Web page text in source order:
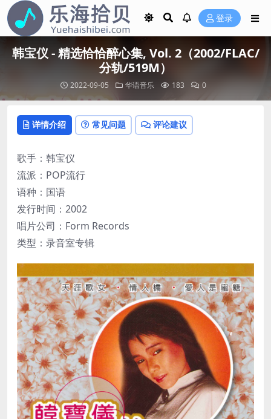
登录
韩宝仪 - 精选恰恰醉心集, Vol. 2（2002/FLAC/
分轨/519M）
2022-09-05 华语音乐 183 0
详情介绍 常见问题 评论建议
歌手：韩宝仪
流派：POP流行
语种：国语
发行时间：2002
唱片公司：Form Records
类型：录音室专辑